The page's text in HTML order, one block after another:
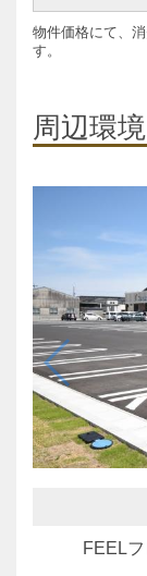
物件価格にて、
す。
周辺環境
FEEL